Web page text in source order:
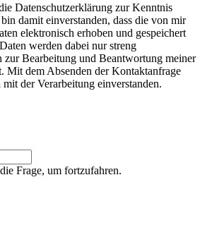
Datenschutzerklärung zur Kenntnis
damit einverstanden, dass die von mir
elektronisch erhoben und gespeichert
werden dabei nur streng
zur Bearbeitung und Beantwortung meiner
Mit dem Absenden der Kontaktanfrage
der Verarbeitung einverstanden.
Frage, um fortzufahren.